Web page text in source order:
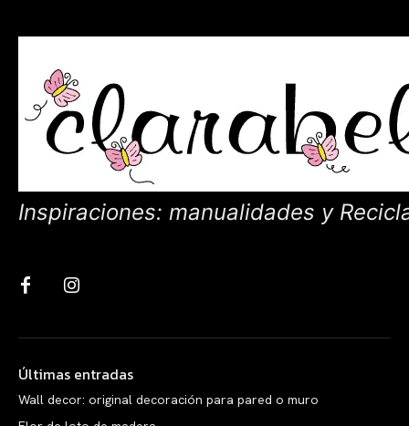
Inspiraciones: manualidades y
Últimas entradas
Wall decor: original decoración para pared o muro